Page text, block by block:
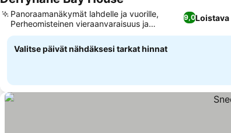
9,0Loistava
Panoraamanäkymät lahdelle ja vuorille,
Perheomisteinen vieraanvaraisuus ja
paikalliset vinkit
Valitse päivät nähdäksesi tarkat hinnat